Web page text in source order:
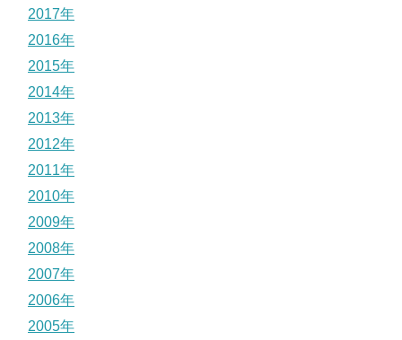
2017年
2016年
2015年
2014年
2013年
2012年
2011年
2010年
2009年
2008年
2007年
2006年
2005年